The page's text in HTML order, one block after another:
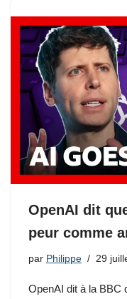
OpenAI dit
peur comme
par Philippe 29
OpenAI dit à la BBC